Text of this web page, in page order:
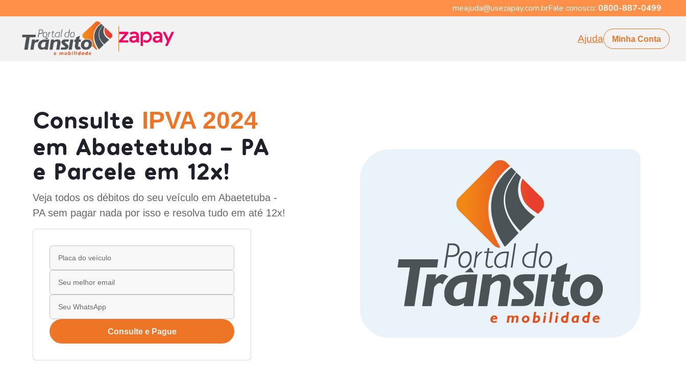
meajuda@usezapay.com.brFale conosco: 0800-887-0499
Ajuda Minha Conta
Consulte IPVA 2024
em Abaetetuba - PA
e Parcele em 12x!
Veja todos os débitos do seu veículo em Abaetetuba -
PA sem pagar nada por isso e resolva tudo em até 12x!
Consulte e Pague